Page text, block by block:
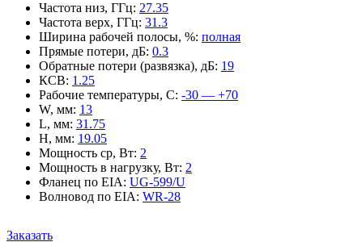
Частота низ, ГГц: 27.35
Частота верх, ГГц: 31.3
Ширина рабочей полосы, %: полная
Прямые потери, дБ: 0.3
Обратные потери (развязка), дБ: 19
КСВ: 1.25
Рабочие температуры, С: -30 — +70
W, мм: 13
L, мм: 31.75
H, мм: 19.05
Мощность ср, Вт: 2
Мощность в нагрузку, Вт: 2
Фланец по EIA: UG-599/U
Волновод по EIA: WR-28
Заказать